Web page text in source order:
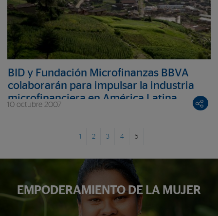
BID y Fundación Microfinanzas BBVA
colaborarán para impulsar la industria
microfinanciera en América Latina
10 octubre 2007
1 2 3 4 5
EMPODERAMIENTO DE LA MUJER